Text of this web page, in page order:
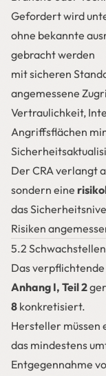
Gefordert wird
ohne bekannte
gebracht werden
mit sicheren
angemessene
Vertraulichkeit,
Angriffsflächen
Der CRA verlangt
sondern eine
das
Risiken
5.2
Das
Anhang I, Teil 2
8 konkretisiert.
Hersteller
das mindestens
Entgegennahme